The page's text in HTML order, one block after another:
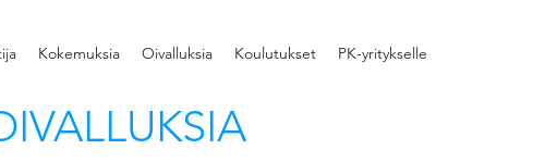
Kokemuksia Oivalluksia Koulutukset PK-yritykselle